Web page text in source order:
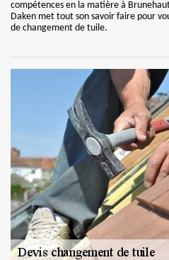
compétences en la matière à
Daken met tout son savoir faire pour
de changement de tuile.